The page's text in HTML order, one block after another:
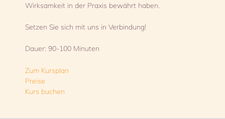
Wirksamkeit in der Praxis bewährt haben.
Setzen Sie sich mit uns in Verbindung!
Dauer: 90-100 Minuten
Zum Kursplan
Preise
Kurs buchen